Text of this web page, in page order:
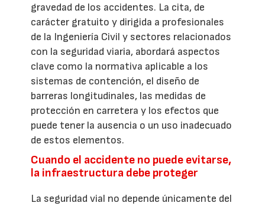
gravedad de los accidentes. La cita, de
carácter gratuito y dirigida a profesionales
de la Ingeniería Civil y sectores relacionados
con la seguridad viaria, abordará aspectos
clave como la normativa aplicable a los
sistemas de contención, el diseño de
barreras longitudinales, las medidas de
protección en carretera y los efectos que
puede tener la ausencia o un uso inadecuado
de estos elementos.
Cuando el accidente no puede evitarse,
la infraestructura debe proteger
La seguridad vial no depende únicamente del